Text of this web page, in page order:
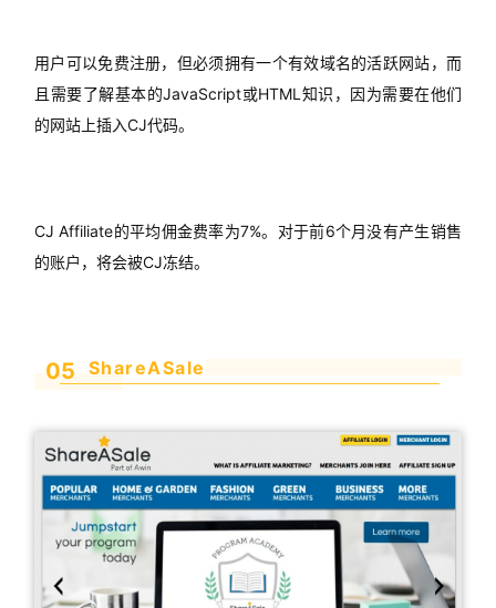
用户可以免费注册，但必须拥有一个有效域名的活跃网站，而
且需要了解基本的JavaScript或HTML知识，因为需要在他们
的网站上插入CJ代码。
CJ Affiliate的平均佣金费率为7%。对于前6个月没有产生销售
的账户，将会被CJ冻结。
05 ShareASale